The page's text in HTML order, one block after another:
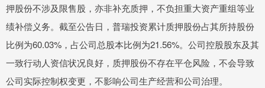
押股份不涉及限售股，亦非补充质押，不负担重大资产重组等业
绩补偿义务。截至公告日，普瑞投资累计质押股份占其所持股份
比例为60.03%，占公司总股本比例为21.56%。公司控股股东及其
一致行动人资信状况良好，质押股份不存在平仓风险，不会导致
公司实际控制权变更，不影响公司生产经营和公司治理。